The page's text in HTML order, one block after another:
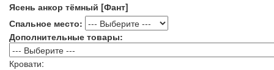
Ясень анкор тёмный [Фант]
Спальное место:
Дополнительные товары:
Кровати: